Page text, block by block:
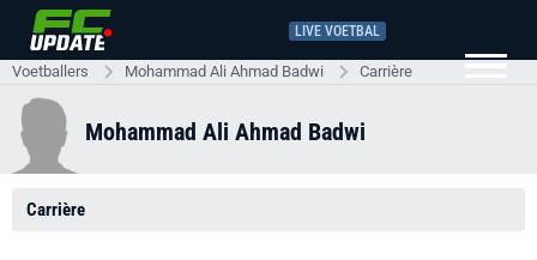
LIVE VOETBAL
Voetballers Mohammad Ali Ahmad Badwi Carrière
Mohammad Ali Ahmad Badwi
Carrière